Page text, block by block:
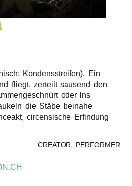
Kondensstreifen). Ein
fliegt, zerteilt sausend den
oder ins
die Stäbe beinahe
circensische Erfindung
CREATOR, PERFORMER